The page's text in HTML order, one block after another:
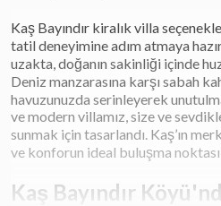
Kaş Bayındır kiralık villa
tatil deneyimine adım atmaya
uzakta, doğanın sakinliği içinde
Deniz manzarasına karşı sabah
havuzunuzda serinleyerek
ve modern villamız, size ve
sunmak için tasarlandı. Kaş’ın
ve konforun ideal buluşma
Kaş Bayındır